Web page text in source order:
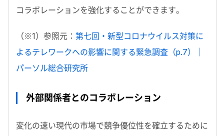
コラボレーションを強化することができます。
（※1）参照元： 第七回・新型コロナウイルス対策に
よるテレワークへの影響に関する緊急調査（p.7）｜
パーソル総合研究所
外部関係者とのコラボレーション
変化の速い現代の市場で競争優位性を確立するために